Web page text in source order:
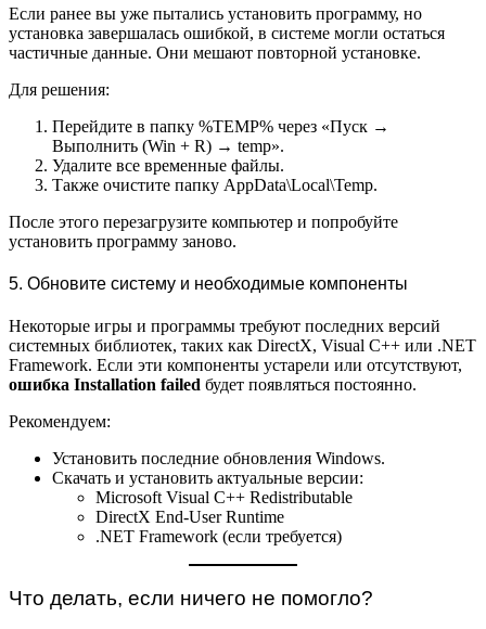
Если ранее вы уже пытались установить программу, но
установка завершалась ошибкой, в системе могли остаться
частичные данные. Они мешают повторной установке.
Для решения:
Перейдите в папку %TEMP% через «Пуск →
Выполнить (Win + R) → temp».
Удалите все временные файлы.
Также очистите папку AppData\Local\Temp.
После этого перезагрузите компьютер и попробуйте
установить программу заново.
5. Обновите систему и необходимые компоненты
Некоторые игры и программы требуют последних версий
системных библиотек, таких как DirectX, Visual C++ или .NET
Framework. Если эти компоненты устарели или отсутствуют,
ошибка Installation failed будет появляться постоянно.
Рекомендуем:
Установить последние обновления Windows.
Скачать и установить актуальные версии:
Microsoft Visual C++ Redistributable
DirectX End-User Runtime
.NET Framework (если требуется)
Что делать, если ничего не помогло?